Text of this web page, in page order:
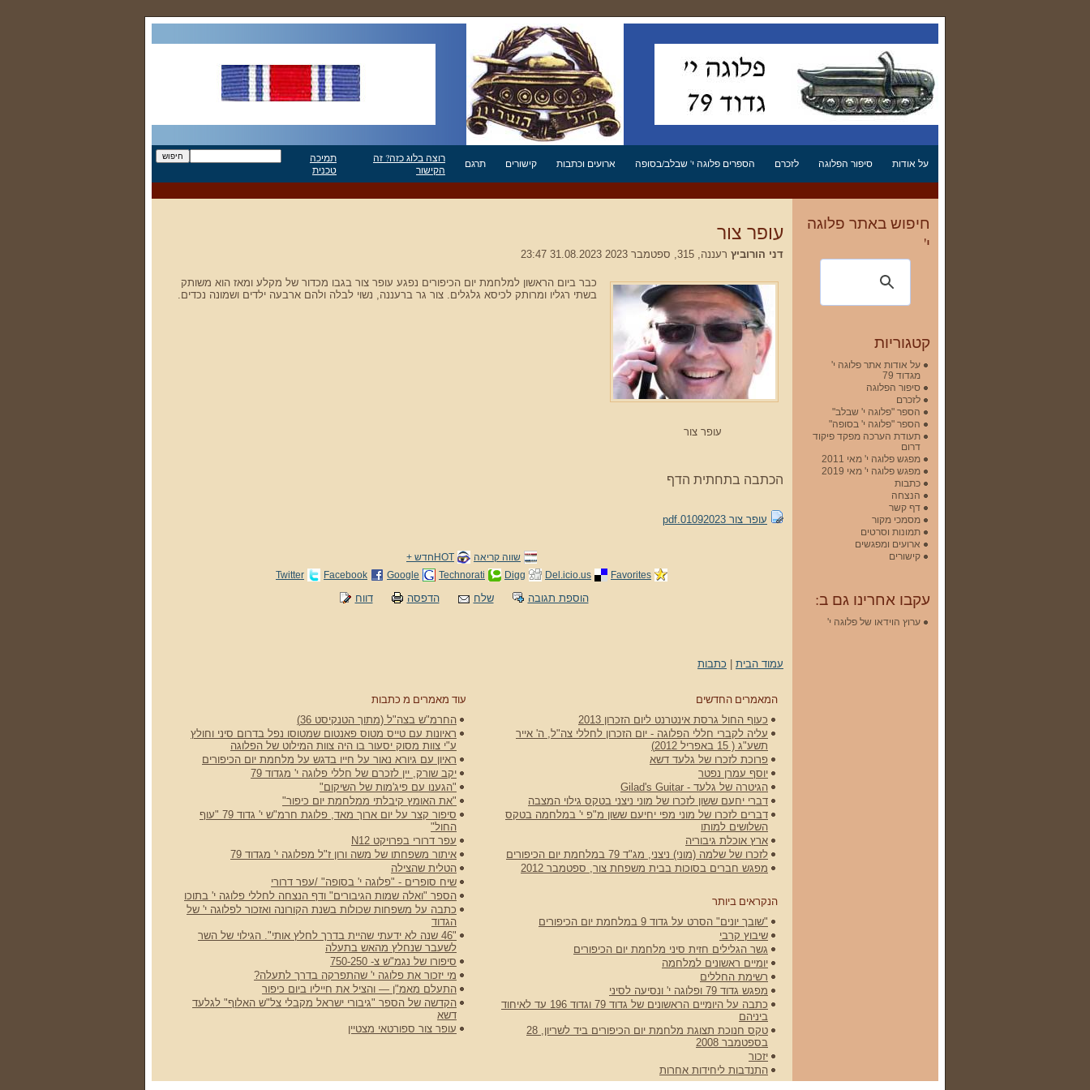
על אודות סיפור הפלוגה לזכרם הספרים פלוגה י' שבלב/בסופה ארועים וכתבות קישורים תרגם
רוצה בלוג כזה? זה
הקישור
תמיכה
טכנית
עופר צור
דני הורוביץ רעננה, 315, ספטמבר 2023 31.08.2023 23:47
עופר צור
כבר ביום הראשון למלחמת יום הכיפורים נפגע עופר צור בגבו מכדור של מקלע ומאז הוא משותק
בשתי רגליו ומרותק לכיסא גלגלים. צור גר ברעננה, נשוי לבלה ולהם ארבעה ילדים ושמונה נכדים.
הכתבה בתחתית הדף
עופר צור 01092023.pdf
שווה קריאה
HOTחדש +
Favorites
Del.icio.us
Digg
Technorati
Google
Facebook
Twitter
הוספת תגובה שלח הדפסה דווח
עמוד הבית | כתבות
המאמרים החדשים
כעוף החול גרסת אינטרנט ליום הזכרון 2013
עליה לקברי חללי הפלוגה - יום הזכרון לחללי צה"ל, ה' אייר
תשע"ג ( 15 באפריל 2012)
פרוכת לזכרו של גלעד דשא
יוסף עמרן נפטר
הגיטרה של גלעד - Gilad's Guitar
דברי יחעם ששון לזכרו של מוני ניצני בטקס גילוי המצבה
דברים לזכרו של מוני מפי יחיעם ששון מ"פ י' במלחמה בטקס
השלושים למותו
ארץ אוכלת גיבוריה
לזכרו של שלמה (מוני) ניצני, מג"ד 79 במלחמת יום הכיפורים
מפגש חברים בסוכות בבית משפחת צור, ספטמבר 2012
הנקראים ביותר
"שובך יונים" הסרט על גדוד 9 במלחמת יום הכיפורים
שיבוץ קרבי
גשר הגלילים חזית סיני מלחמת יום הכיפורים
יומיים ראשונים למלחמה
רשימת החללים
מפגש גדוד 79 ופלוגה י' ונסיעה לסיני
כתבה על היומיים הראשונים של גדוד 79 וגדוד 196 עד לאיחוד
ביניהם
טקס חנוכת תצוגת מלחמת יום הכיפורים ביד לשריון, 28
בספטמבר 2008
יזכור
התנדבות ליחידות אחרות
עוד מאמרים מ כתבות
החרמ"ש בצה"ל (מתוך הטנקיסט 36)
ראיונות עם טייס מטוס פאנטום שמטוסו נפל בדרום סיני וחולץ
ע"י צוות מסוק יסעור בו היה צוות המילוט של הפלוגה
ראיון עם גיורא נאור על חייו בדגש על מלחמת יום הכיפורים
יקב שורק, יין לזכרם של חללי פלוגה י' מגדוד 79
"הגענו עם פיג'מות של השיקום"
"את האומץ קיבלתי ממלחמת יום כיפור"
סיפור קצר על יום ארוך מאד, פלוגת חרמ"ש י' גדוד 79 "עוף
החול"
עפר דרורי בפרויקט N12
איתור משפחתו של משה ורון ז"ל מפלוגה י' מגדוד 79
הטלית שהצילה
שיח סופרים - "פלוגה י' בסופה" /עפר דרורי
הספר "ואלה שמות הגיבורים" ודף הנצחה לחללי פלוגה י' בתוכו
כתבה על משפחות שכולות בשנת הקורונה ואזכור לפלוגה י' של
הגדוד
"46 שנה לא ידעתי שהיית בדרך לחלץ אותי". הגילוי של השר
לשעבר שנחלץ מהאש בתעלה
סיפורו של נגמ"ש צ- 750-250
מי יזכור את פלוגה י' שהתפרקה בדרך לתעלה?
התעלם מאמ"ן — והציל את חייליו ביום כיפור
הקדשה של הספר "גיבורי ישראל מקבלי צל"ש האלוף" לגלעד
דשא
עופר צור ספורטאי מצטיין
חיפוש באתר פלוגה
י'
קטגוריות
על אודות אתר פלוגה י'
מגדוד 79
סיפור הפלוגה
לזכרם
הספר "פלוגה י' שבלב"
הספר "פלוגה י' בסופה"
תעודת הערכה מפקד פיקוד
דרום
מפגש פלוגה י' מאי 2011
מפגש פלוגה י' מאי 2019
כתבות
הנצחה
דף קשר
מסמכי מקור
תמונות וסרטים
ארועים ומפגשים
קישורים
עקבו אחרינו גם ב:
ערוץ הוידאו של פלוגה י'